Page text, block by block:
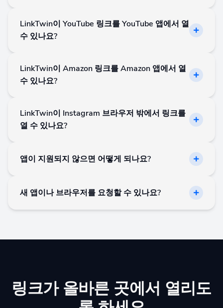
로 엽니다. 외부 브라우저 열기는 앱 내부에서 여는 것이
최선의 경험이 아닐 때 일반 링크를 Safari, Chrome,
LinkTwin이 YouTube 링크를 YouTube 앱에서 열
수 있나요?
URL을 가능한 경우 YouTube 앱에서 바로 여는 YouTube
딥링크를 만들 수 있습니다.
LinkTwin이 Amazon 링크를 Amazon 앱에서 열
수 있나요?
되는 제휴 추적 매개변수를 유지할 수 있습니다.
LinkTwin이 Instagram 브라우저 밖에서 링크를
열 수 있나요?
열리도록 도와주며, 지원되는 경우 사용자를 Safari나
앱이 지원되지 않으면 어떻게 되나요?
리거나 가능한 경우 외부 브라우저 열기를 사용할 수 있
새 앱이나 브라우저를 요청할 수 있나요?
링크가 올바른 곳에서 열리도